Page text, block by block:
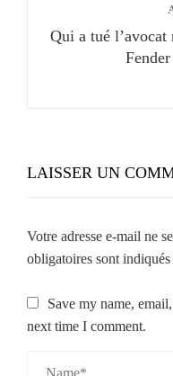
Qui a tué
LAISSER UN
Votre adresse e-mail ne
obligatoires sont indiqués
Save my name,
next time I comment.